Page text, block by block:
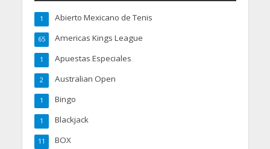
Abierto Mexicano de Tenis
1
Americas Kings League
65
Apuestas Especiales
1
Australian Open
2
Bingo
1
Blackjack
1
BOX
11